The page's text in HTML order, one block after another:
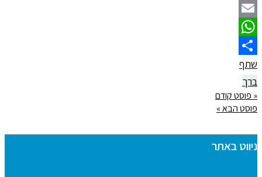
Facebook
Email
WhatsApp
שתף
ברך
« פוסט קודם
פוסט הבא »
ניווט באתר